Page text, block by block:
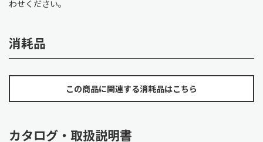
わせください。
消耗品
この商品に関連する消耗品はこちら
カタログ・取扱説明書